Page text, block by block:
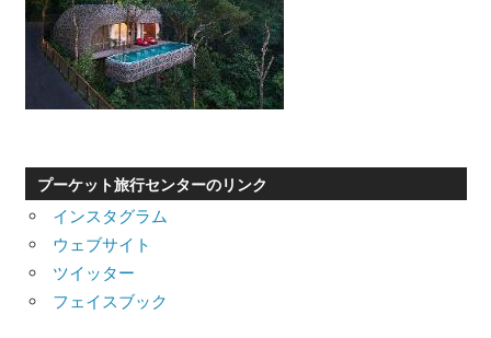
プーケット旅行センターのリンク
インスタグラム
ウェブサイト
ツイッター
フェイスブック